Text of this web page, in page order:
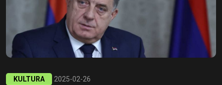
KULTURA 2025-02-26